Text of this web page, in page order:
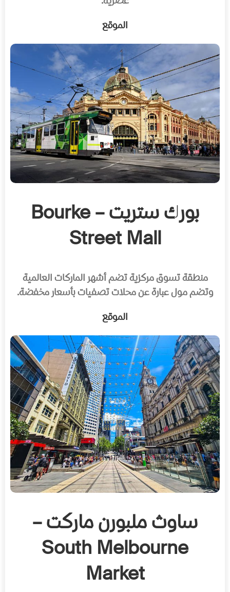
الموقع
بورك ستريت – Bourke
Street Mall
منطقة تسوق مركزية تضم أشهر الماركات العالمية
وتضم مول عبارة عن محلات تصفيات بأسعار مخفضة.
الموقع
ساوث ملبورن ماركت –
South Melbourne
Market